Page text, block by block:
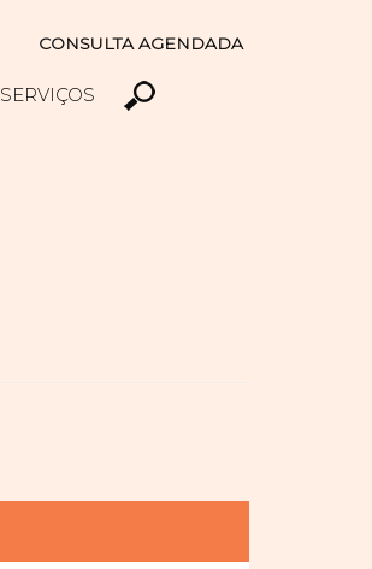
CONSULTA AGENDADA
SERVIÇOS